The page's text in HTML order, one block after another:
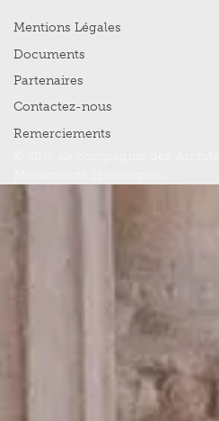
Mentions Légales
Documents
Partenaires
Contactez-nous
Remerciements